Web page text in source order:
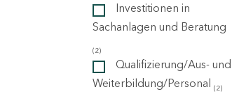
Investitionen in
Sachanlagen und Beratung
(2)
Qualifizierung/Aus- und
Weiterbildung/Personal (2)